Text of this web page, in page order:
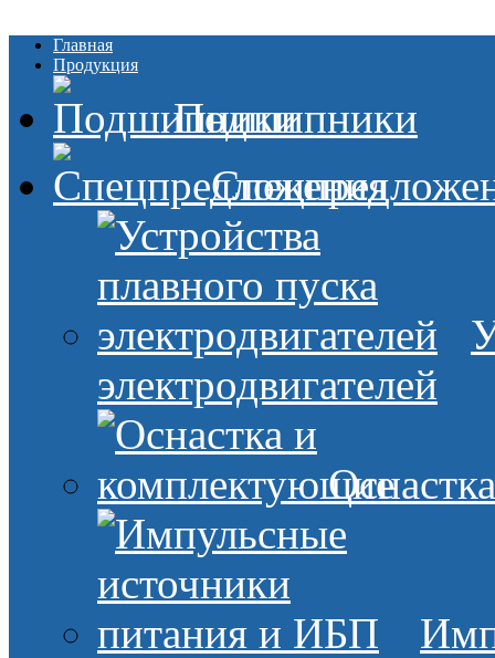
Главная
Продукция
Подшипники
электродвигателей